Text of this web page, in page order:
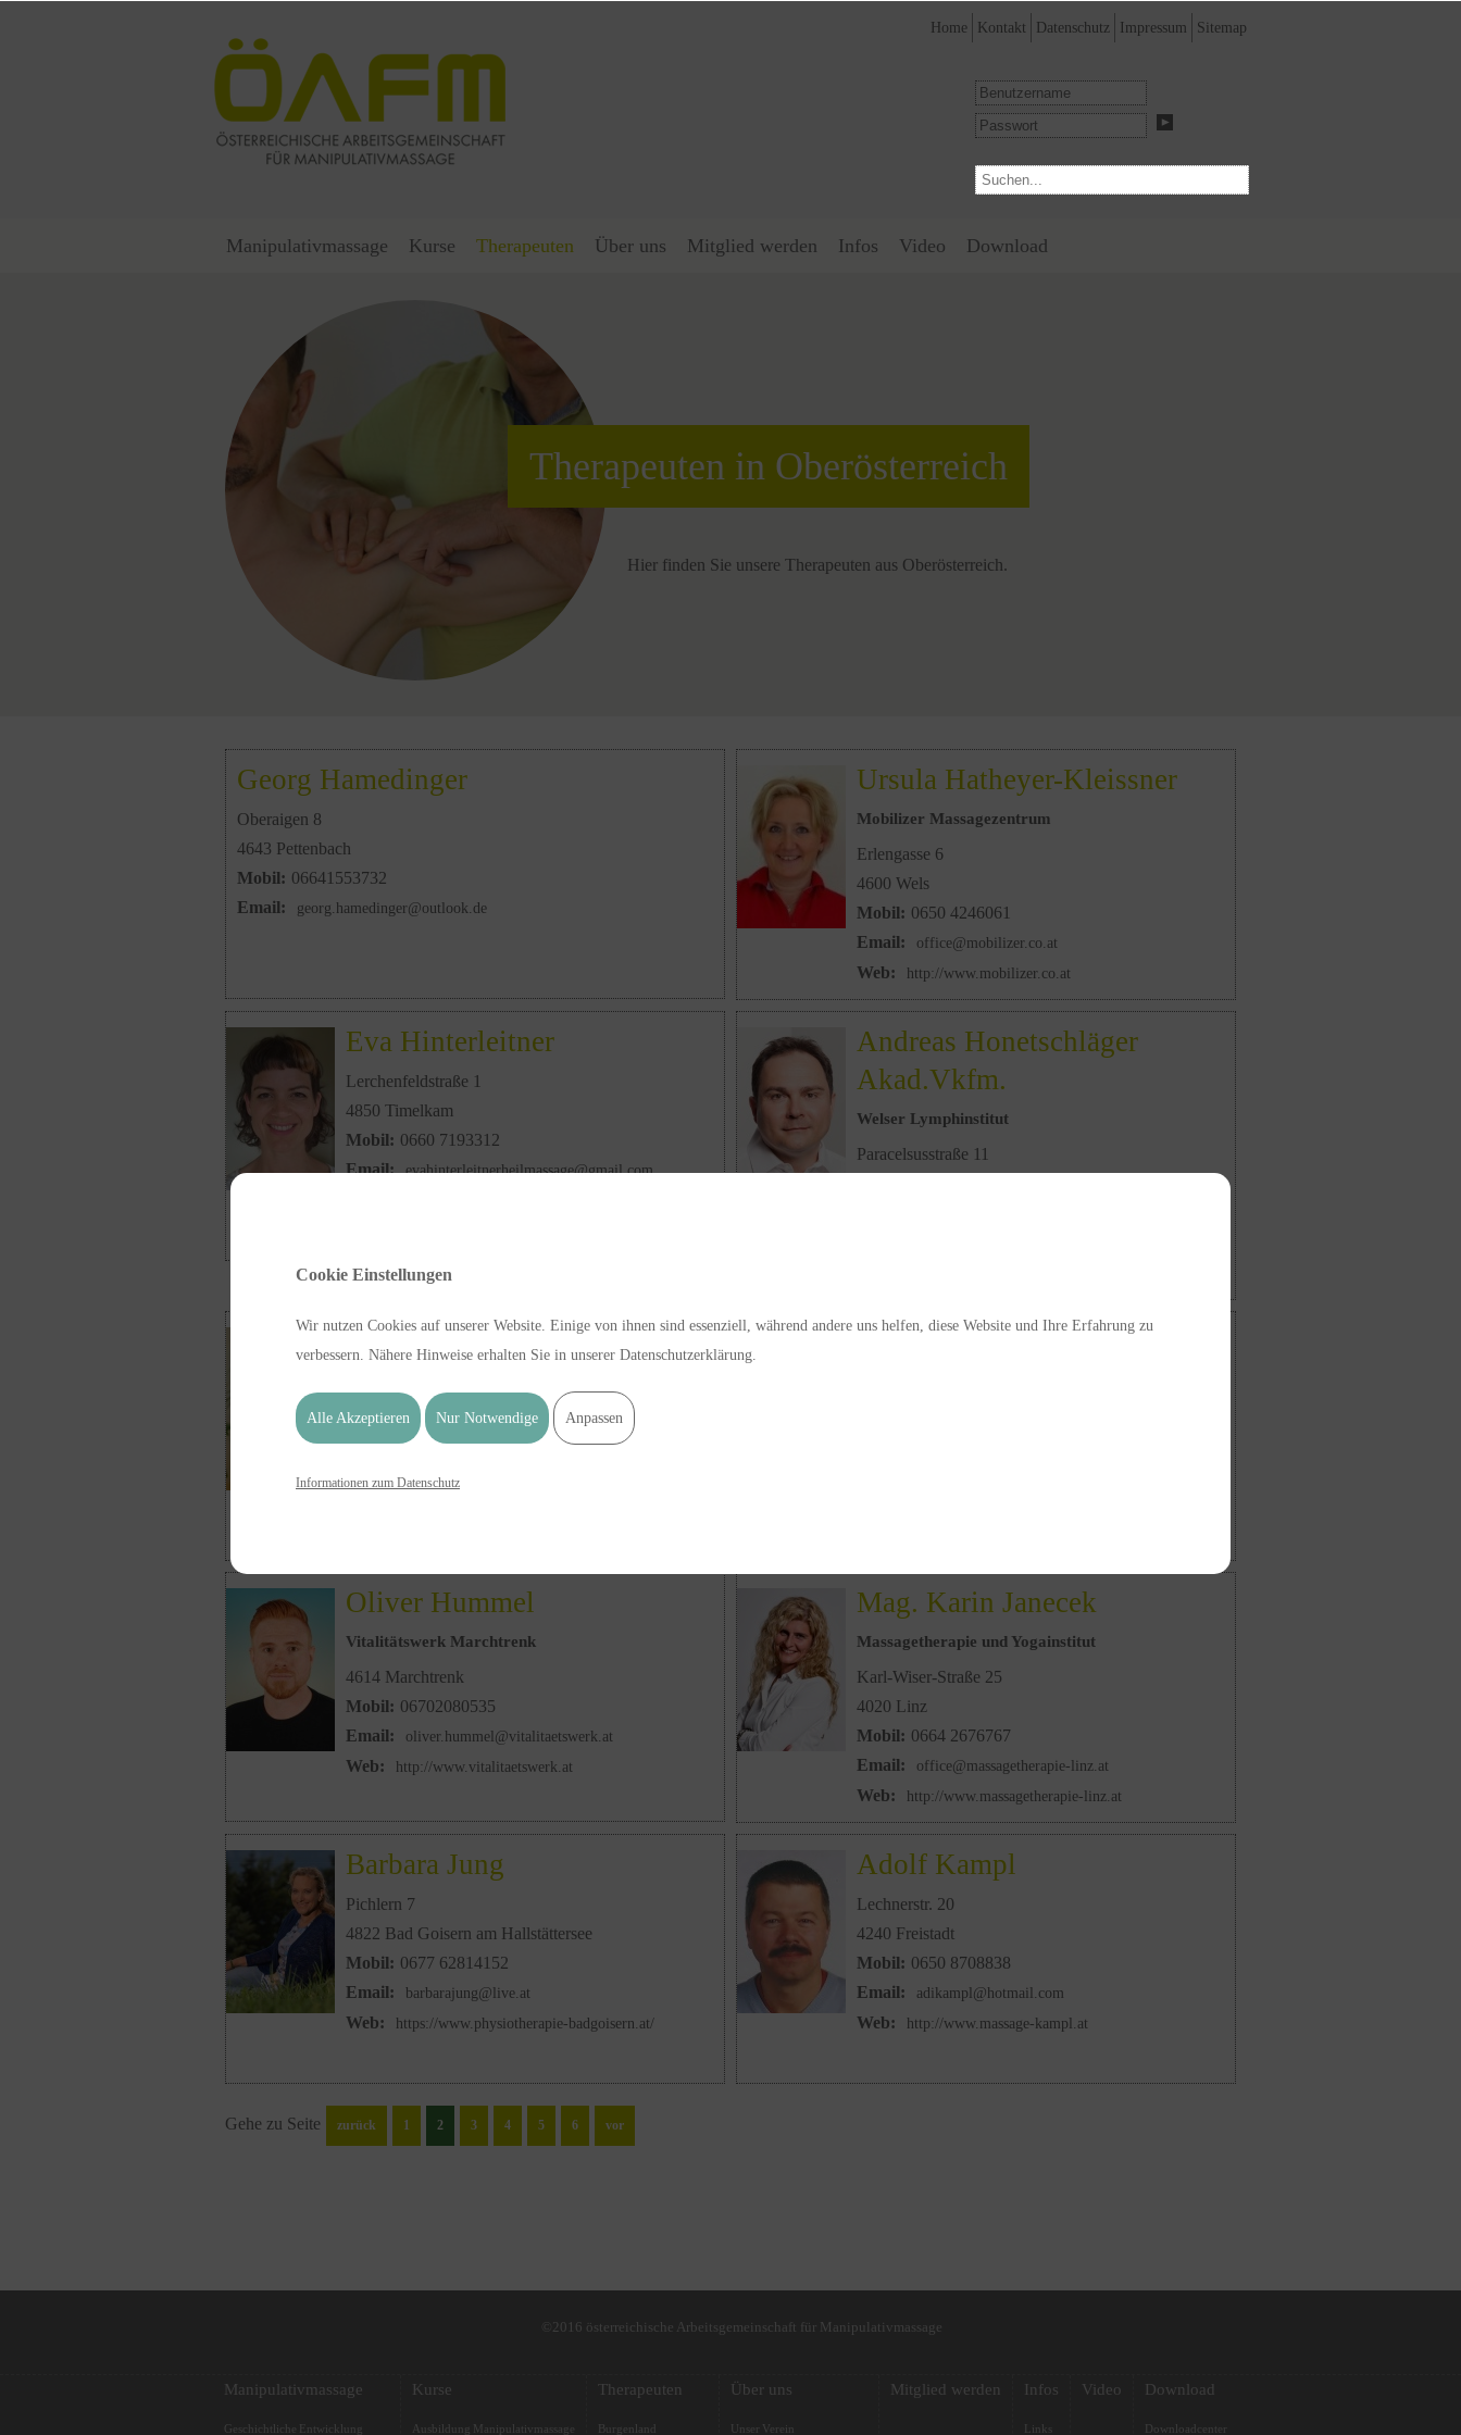
Home Kontakt Datenschutz Impressum Sitemap
Manipulativmassage Kurse Therapeuten Über uns Mitglied werden Infos Video Download
Therapeuten in Oberösterreich
Hier finden Sie unsere Therapeuten aus Oberösterreich.
Georg Hamedinger
Oberaigen 8
4643 Pettenbach
Mobil: 06641553732
Email:
georg.hamedinger@outlook.de
Ursula Hatheyer-Kleissner
Mobilizer Massagezentrum
Erlengasse 6
4600 Wels
Mobil: 0650 4246061
Email:
office@mobilizer.co.at
Web: http://www.mobilizer.co.at
Eva Hinterleitner
Lerchenfeldstraße 1
4850 Timelkam
Mobil: 0660 7193312
Email:
evahinterleitnerheilmassage@gmail.com
Andreas Honetschläger
Akad.Vkfm.
Welser Lymphinstitut
Paracelsusstraße 11
Claudia Hopf
Dr. Friedrich Schmeidelstrasse 14
3335 Weyer
0680/2475253
Bernhard Hörtenhuber
Oliver Hummel
Vitalitätswerk Marchtrenk
4614 Marchtrenk
Mobil: 06702080535
Email:
oliver.hummel@vitalitaetswerk.at
Web: http://www.vitalitaetswerk.at
Mag. Karin Janecek
Massagetherapie und Yogainstitut
Karl-Wiser-Straße 25
4020 Linz
Mobil: 0664 2676767
Email:
office@massagetherapie-linz.at
Web: http://www.massagetherapie-linz.at
Barbara Jung
Pichlern 7
4822 Bad Goisern am Hallstättersee
Mobil: 0677 62814152
Email:
barbarajung@live.at
Web: https://www.physiotherapie-badgoisern.at/
Adolf Kampl
Lechnerstr. 20
4240 Freistadt
Mobil: 0650 8708838
Email:
adikampl@hotmail.com
Web: http://www.massage-kampl.at
Gehe zu Seite zurück 1 2 3 4 5 6 vor
©2016 österreichische Arbeitsgemeinschaft für Manipulativmassage
Manipulativmassage
Geschichtliche Entwicklung
Kurse
Ausbildung Manipulativmassage
Therapeuten
Burgenland
Über uns
Unser Verein
Mitglied werden Infos
Links
Video Download
Downloadcenter
Cookie Einstellungen
Wir nutzen Cookies auf unserer Website. Einige von ihnen sind essenziell, während andere uns helfen, diese Website und Ihre Erfahrung zu
verbessern. Nähere Hinweise erhalten Sie in unserer Datenschutzerklärung.
Alle Akzeptieren Nur Notwendige Anpassen
Informationen zum Datenschutz